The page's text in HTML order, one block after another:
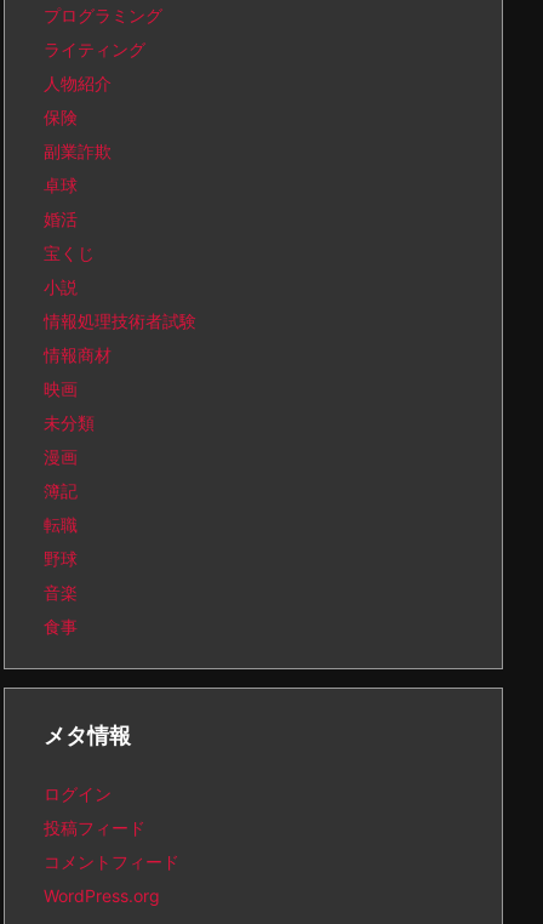
プログラミング
ライティング
人物紹介
保険
副業詐欺
卓球
婚活
宝くじ
小説
情報処理技術者試験
情報商材
映画
未分類
漫画
簿記
転職
野球
音楽
食事
メタ情報
ログイン
投稿フィード
コメントフィード
WordPress.org